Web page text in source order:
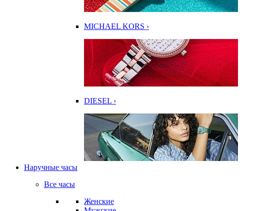
MICHAEL KORS ›
DIESEL ›
Наручные часы
Все часы
Женские